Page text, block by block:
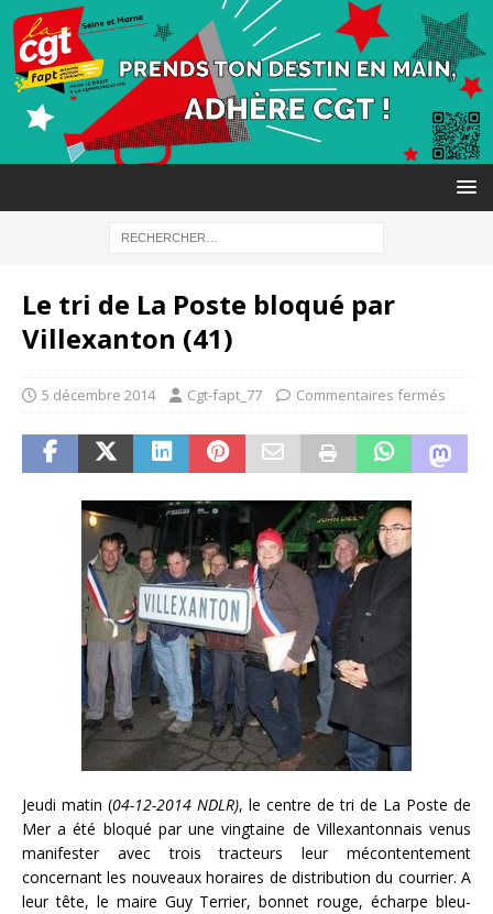
Le tri de La Poste bloqué par
Villexanton (41)
5 décembre 2014 Cgt-fapt_77 Commentaires fermés
Jeudi matin (04-12-2014 NDLR), le centre de tri de La Poste de
Mer a été bloqué par une vingtaine de Villexantonnais venus
manifester avec trois tracteurs leur mécontentement
concernant les nouveaux horaires de distribution du courrier. A
leur tête, le maire Guy Terrier, bonnet rouge, écharpe bleu-